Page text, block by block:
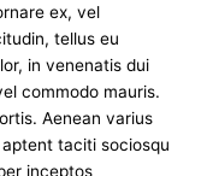
ex, vel
tellus eu
in venenatis dui
commodo mauris.
Aenean varius
taciti sociosqu
inceptos